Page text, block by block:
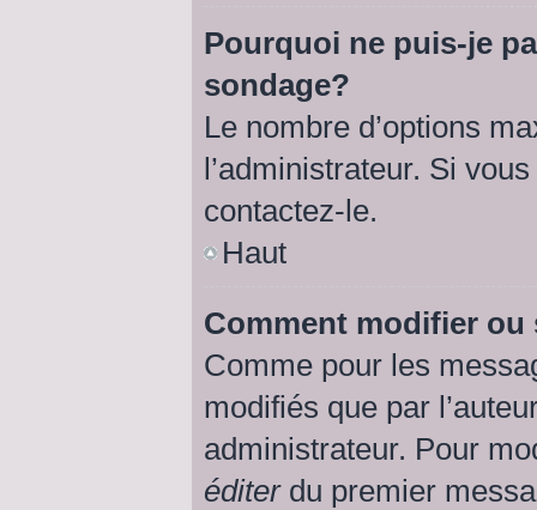
Pourquoi ne puis-je
sondage?
Le nombre d’options
l’administrateur. Si
contactez-le.
Haut
Comment modifier
Comme pour les
modifiés que par
administrateur. Pour
éditerdu premier